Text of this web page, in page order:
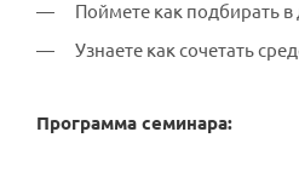
Поймете как подбирать
Узнаете как сочетать
Программа семинара: